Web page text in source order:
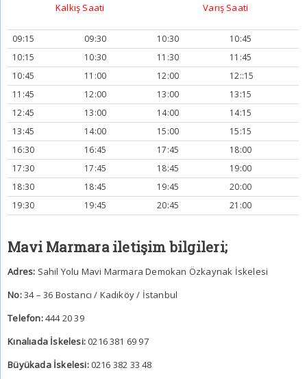
Kalkış Saati Varış Saati
09:15 09:30 10:30
10:45
10:15
10:30 11:30
11:45
10:45
11:00 12:00
12::15
11:45
12:00 13:00
13:15
12:45
13:00 14:00
14:15
13:45
14:00 15:00
15:15
16:30
16:45 17:45
18:00
17:30
17:45 18:45
19:00
18:30
18:45 19:45
20:00
19:30
19:45 20:45 21:00
Mavi Marmara iletişim bilgileri;
Adres: Sahil Yolu Mavi Marmara Demokan Özkaynak İskelesi
No:34 – 36 Bostancı / Kadıköy / İstanbul
Telefon:444 20 39
Kınalıada İskelesi:0216 381 69 97
Büyükada İskelesi:0216 382 33 48